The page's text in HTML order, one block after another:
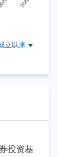
立以来
投资基